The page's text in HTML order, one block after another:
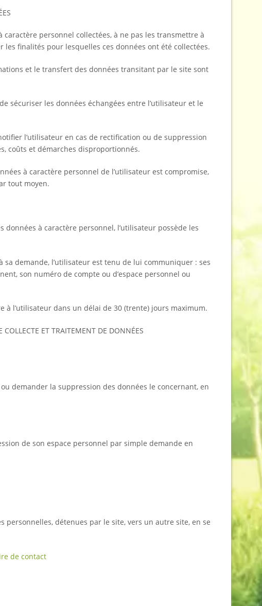
personnel collectées, à ne pas les transmettre à
finalités pour lesquelles ces données ont été collectées.
et le transfert des données transitant par le site sont
sécuriser les données échangées entre l’utilisateur et le
l’utilisateur en cas de rectification ou de suppression
coûts et démarches disproportionnés.
à caractère personnel de l’utilisateur est compromise,
tout moyen.
à caractère personnel, l’utilisateur possède les
demande, l’utilisateur est tenu de lui communiquer : ses
son numéro de compte ou d’espace personnel ou
l’utilisateur dans un délai de 30 (trente) jours maximum.
COLLECTE ET TRAITEMENT DE DONNÉES
demander la suppression des données le concernant, en
de son espace personnel par simple demande en
détenues par le site, vers un autre site, en se
de contact